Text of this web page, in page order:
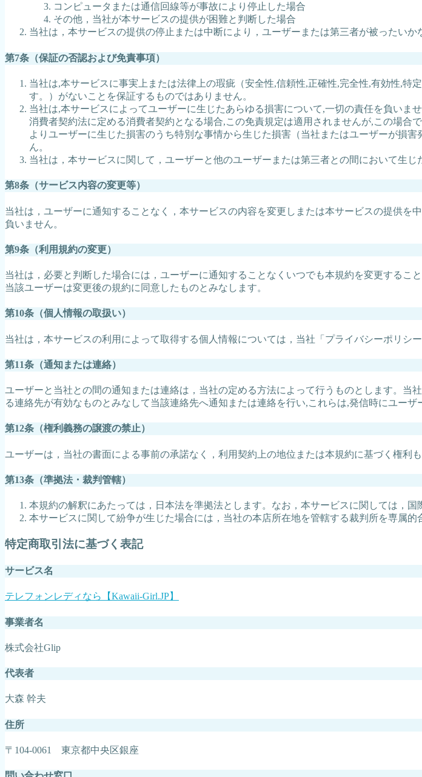
コンピュータまたは通信回線等が事故により停止した場合
その他，当社が本サービスの提供が困難と判断した場合
当社は，本サービスの提供の停止または中断により，ユーザーまたは第三者が被ったい
第7条（保証の否認および免責事項）
当社は,本サービスに事実上または法律上の瑕疵（安全性,信頼性,正確性,完全性,有効性,
す。）がないことを保証するものではありません。
当社は,本サービスによってユーザーに生じたあらゆる損害について,一切の責任を負い
消費者契約法に定める消費者契約となる場合,この免責規定は適用されませんが,この場
よりユーザーに生じた損害のうち特別な事情から生じた損害（当社またはユーザーが損
ん。
当社は，本サービスに関して，ユーザーと他のユーザーまたは第三者との間において生
第8条（サービス内容の変更等）
当社は，ユーザーに通知することなく，本サービスの内容を変更しまたは本サービスの提供
負いません。
第9条（利用規約の変更）
当社は，必要と判断した場合には，ユーザーに通知することなくいつでも本規約を変更するこ
当該ユーザーは変更後の規約に同意したものとみなします。
第10条（個人情報の取扱い）
当社は，本サービスの利用によって取得する個人情報については，当社「プライバシーポリシ
第11条（通知または連絡）
ユーザーと当社との間の通知または連絡は，当社の定める方法によって行うものとします。
る連絡先が有効なものとみなして当該連絡先へ通知または連絡を行い,これらは,発信時にユーザ
第12条（権利義務の譲渡の禁止）
ユーザーは，当社の書面による事前の承諾なく，利用契約上の地位または本規約に基づく権利
第13条（準拠法・裁判管轄）
本規約の解釈にあたっては，日本法を準拠法とします。なお，本サービスに関しては，
本サービスに関して紛争が生じた場合には，当社の本店所在地を管轄する裁判所を専属的
特定商取引法に基づく表記
サービス名
テレフォンレディなら【Kawaii-Girl.JP】
事業者名
株式会社Glip
代表者
大森 幹夫
住所
〒104-0061 東京都中央区銀座